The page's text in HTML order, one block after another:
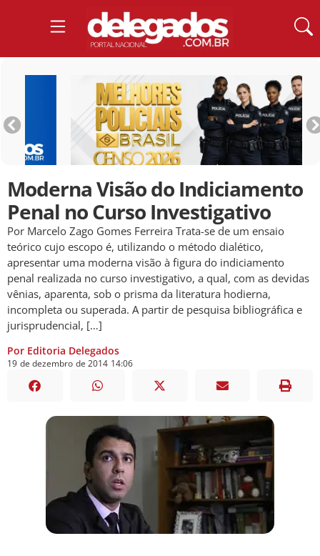
Moderna Visão do Indiciamento
Penal no Curso Investigativo
Por Marcelo Zago Gomes Ferreira Trata-se de um ensaio
teórico cujo escopo é, utilizando o método dialético,
apresentar uma moderna visão à figura do indiciamento
penal realizada no curso investigativo, a qual, com as devidas
vênias, aparenta, sob o prisma da literatura hodierna,
incompleta ou superada. A partir de pesquisa bibliográfica e
jurisprudencial, […]
Por Editoria Delegados
19 de dezembro de 2014 14:06